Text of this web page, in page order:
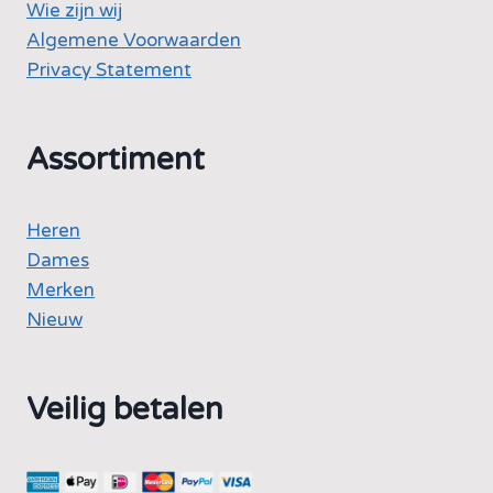
Wie zijn wij
Algemene Voorwaarden
Privacy Statement
Assortiment
Heren
Dames
Merken
Nieuw
Veilig betalen